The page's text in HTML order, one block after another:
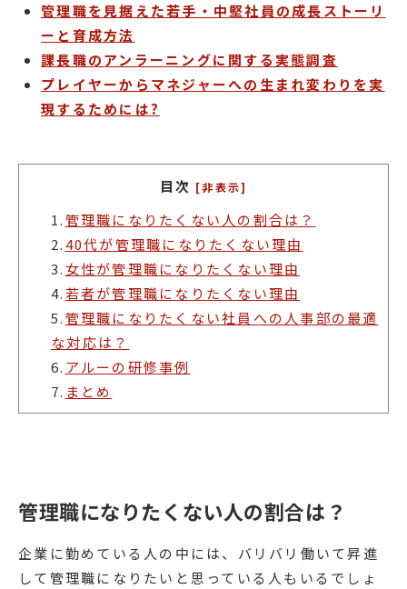
管理職を見据えた若手・中堅社員の成長ストーリ
ーと育成方法
課長職のアンラーニングに関する実態調査
プレイヤーからマネジャーへの生まれ変わりを実
現するためには?
目次 [非表示]
1.管理職になりたくない人の割合は？
2.40代が管理職になりたくない理由
3. 女性が管理職になりたくない理由
4.若者が管理職になりたくない理由
5.管理職になりたくない社員への人事部の最適
な対応は？
6. アルーの研修事例
7. まとめ
管理職になりたくない人の割合は？
企業に勤めている人の中には、バリバリ働いて昇進
して管理職になりたいと思っている人もいるでしょ